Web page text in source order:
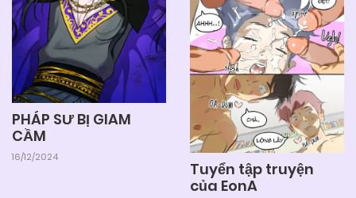
PHÁP SƯ BỊ GIAM
CẦM
16/12/2024
Tuyển tập truyện
của EonA